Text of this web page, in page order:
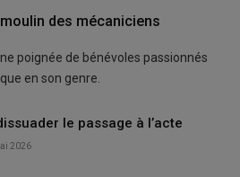
des mécaniciens
poignée de bénévoles passionnés
en son genre.
le passage à l’acte
2026